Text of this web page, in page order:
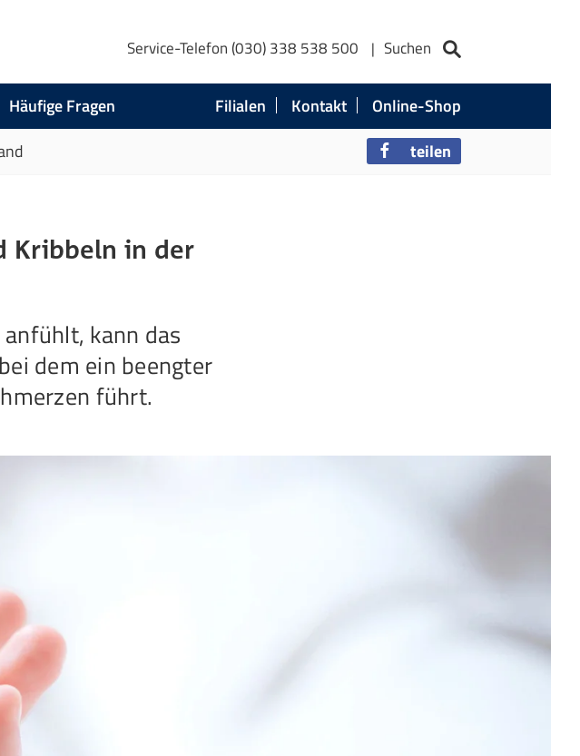
Service-Telefon (030) 338 538 500 Suchen
Häufige Fragen Filialen Kontakt
Online-Shop
teilen
Kribbeln in der
kann das
dem ein beengter
führt.